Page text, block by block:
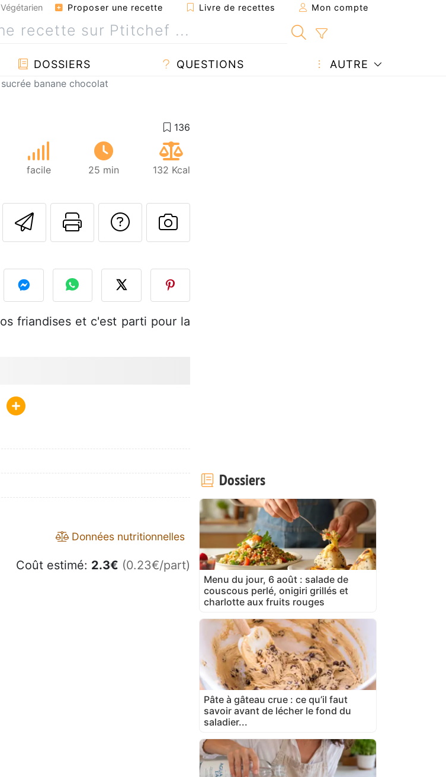
Végétarien Proposer une recette Livre de recettes Mon compte
DOSSIERS QUESTIONS AUTRE
banane chocolat
facile 25 min 132 Kcal
Envoyer cette recette à un ami
Imprimer cette page
Poser une question à l'auteur
Publier votre photo de cette
friandises et c'est parti pour la
Données nutritionnelles
Coût estimé: 2.3€ (0.23€/part)
Dossiers
Menu du jour, 6 août : salade de
couscous perlé, onigiri grillés et
charlotte aux fruits rouges
Pâte à gâteau crue : ce qu’il faut
savoir avant de lécher le fond du
saladier...